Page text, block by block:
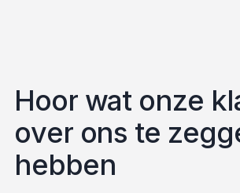
Hoor wat onze kl
over ons te zegg
hebben